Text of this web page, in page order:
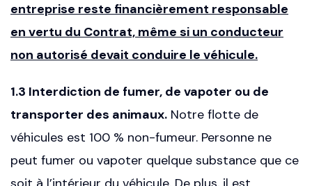
entreprise reste financièrement responsable
en vertu du Contrat, même si un conducteur
non autorisé devait conduire le véhicule.
1.3 Interdiction de fumer, de vapoter ou de
transporter des animaux. Notre flotte de
véhicules est 100 % non-fumeur. Personne ne
peut fumer ou vapoter quelque substance que ce